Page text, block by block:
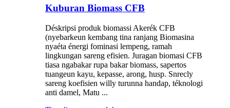
Kuburan Biomass CFB
Déskripsi produk biomassi Akerék CFB
(nyebarkeun kembang tina ranjang Biomasina
nyaéta énergi fominasi lempeng, ramah
lingkungan sareng efisien. Juragan biomasi CFB
tiasa ngabakar rupa bakar biomass, sapertos
tuangeun kayu, kepasse, arong, husp. Snrecly
sareng koefisien willy turunna handap, téknologi
anti damel, Matu ...